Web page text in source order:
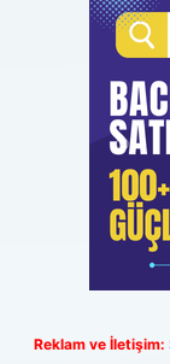
Reklam ve İletişim: